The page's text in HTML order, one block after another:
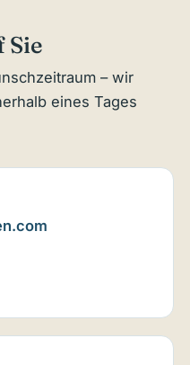
Sie
– wir
eines Tages